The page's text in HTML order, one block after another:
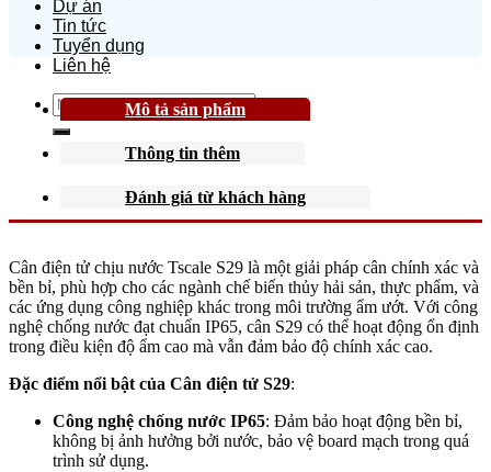
Dự án
Tin tức
Tuyển dụng
Liên hệ
Search
for:
Mô tả sản phẩm
Thông tin thêm
Đánh giá từ khách hàng
Cân điện tử chịu nước Tscale S29 là một giải pháp cân chính xác và
bền bỉ, phù hợp cho các ngành chế biến thủy hải sản, thực phẩm, và
các ứng dụng công nghiệp khác trong môi trường ẩm ướt. Với công
nghệ chống nước đạt chuẩn IP65, cân S29 có thể hoạt động ổn định
trong điều kiện độ ẩm cao mà vẫn đảm bảo độ chính xác cao.
Đặc điểm nổi bật của Cân điện tử S29:
Công nghệ chống nước IP65: Đảm bảo hoạt động bền bỉ,
không bị ảnh hưởng bởi nước, bảo vệ board mạch trong quá
trình sử dụng.